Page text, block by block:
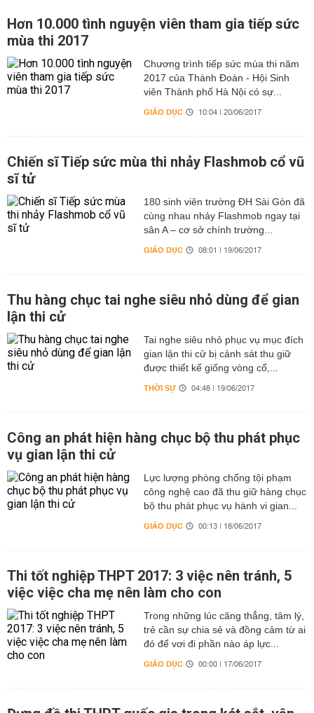
Hơn 10.000 tình nguyện viên tham gia tiếp sức
mùa thi 2017
Chương trình tiếp sức mùa thi năm
2017 của Thành Đoàn - Hội Sinh
viên Thành phố Hà Nội có sự...
GIÁO DỤC 10:04 | 20/06/2017
Chiến sĩ Tiếp sức mùa thi nhảy Flashmob cổ vũ
sĩ tử
180 sinh viên trường ĐH Sài Gòn đã
cùng nhau nhảy Flashmob ngay tại
sân A – cơ sở chính trường...
GIÁO DỤC 08:01 | 19/06/2017
Thu hàng chục tai nghe siêu nhỏ dùng để gian
lận thi cử
Tai nghe siêu nhỏ phục vụ mục đích
gian lận thi cử bị cảnh sát thu giữ
được thiết kế giống vòng cổ,...
THỜI SỰ 04:48 | 19/06/2017
Công an phát hiện hàng chục bộ thu phát phục
vụ gian lận thi cử
Lực lượng phòng chống tội phạm
công nghệ cao đã thu giữ hàng chục
bộ thu phát phục vụ hành vi gian...
GIÁO DỤC 00:13 | 18/06/2017
Thi tốt nghiệp THPT 2017: 3 việc nên tránh, 5
việc việc cha mẹ nên làm cho con
Trong những lúc căng thẳng, tâm lý,
trẻ cần sự chia sẻ và đồng cảm từ ai
đó để vơi đi phần nào áp lực...
GIÁO DỤC 00:00 | 17/06/2017